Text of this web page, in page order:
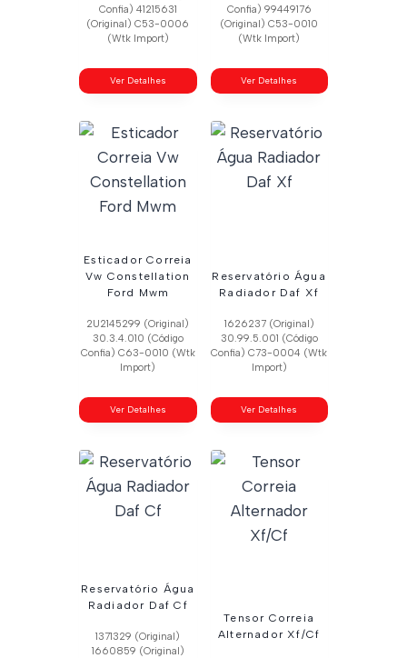
Confia) 41215631
(Original) C53-0006
(Wtk Import)
Ver Detalhes
Confia) 99449176
(Original) C53-0010
(Wtk Import)
Ver Detalhes
Esticador Correia
Vw Constellation
Ford Mwm
2U2145299 (Original)
30.3.4.010 (Código
Confia) C63-0010 (Wtk
Import)
Ver Detalhes
Reservatório Água
Radiador Daf Xf
1626237 (Original)
30.99.5.001 (Código
Confia) C73-0004 (Wtk
Import)
Ver Detalhes
Reservatório Água
Radiador Daf Cf
1371329 (Original)
1660859 (Original)
Tensor Correia
Alternador Xf/Cf